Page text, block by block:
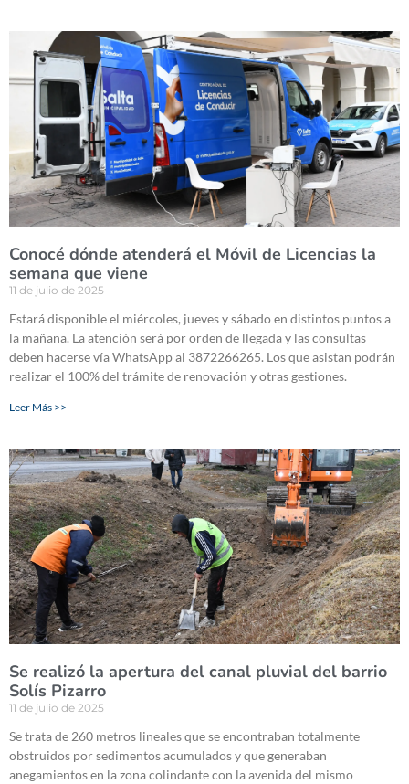
Conocé dónde atenderá el Móvil de Licencias la
semana que viene
11 de julio de 2025
Estará disponible el miércoles, jueves y sábado en distintos puntos a
la mañana. La atención será por orden de llegada y las consultas
deben hacerse vía WhatsApp al 3872266265. Los que asistan podrán
realizar el 100% del trámite de renovación y otras gestiones.
Leer Más >>
Se realizó la apertura del canal pluvial del barrio
Solís Pizarro
11 de julio de 2025
Se trata de 260 metros lineales que se encontraban totalmente
obstruidos por sedimentos acumulados y que generaban
anegamientos en la zona colindante con la avenida del mismo